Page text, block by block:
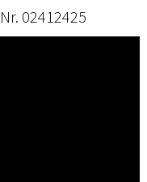
02412425